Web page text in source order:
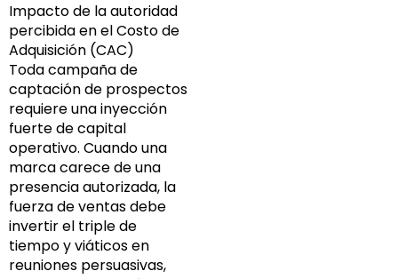
Impacto de la autoridad
percibida en el Costo de
Adquisición (CAC)
Toda campaña de
captación de prospectos
requiere una inyección
fuerte de capital
operativo. Cuando una
marca carece de una
presencia autorizada, la
fuerza de ventas debe
invertir el triple de
tiempo y viáticos en
reuniones persuasivas,